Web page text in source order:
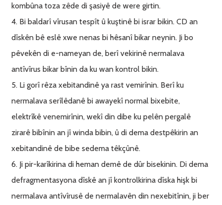
kombûna toza zêde di şasiyê de were girtin.
4. Bi baldarî vîrusan tespît û kuştinê bi israr bikin. CD an
dîskên bê eslê xwe nenas bi hêsanî bikar neynin. Ji bo
pêvekên di e-nameyan de, berî vekirinê nermalava
antîvîrus bikar bînin da ku wan kontrol bikin.
5. Li gorî rêza xebitandinê ya rast vemirînin. Berî ku
nermalava serîlêdanê bi awayekî normal bixebite,
elektrîkê venemirînin, wekî din dibe ku pelên pergalê
zirarê bibînin an jî winda bibin, û di dema destpêkirin an
xebitandinê de bibe sedema têkçûnê.
6. Ji pir-karîkirina di heman demê de dûr bisekinin. Di dema
defragmentasyona dîskê an jî kontrolkirina dîska hişk bi
nermalava antîvîrusê de nermalavên din nexebitînin, ji ber